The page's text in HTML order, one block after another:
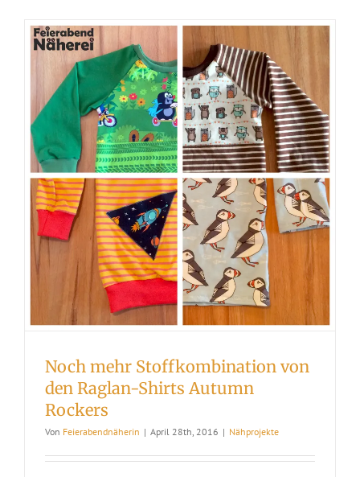
Noch mehr Stoffkombination von
den Raglan-Shirts Autumn
Rockers
Von Feierabendnäherin | April 28th, 2016 | Nähprojekte